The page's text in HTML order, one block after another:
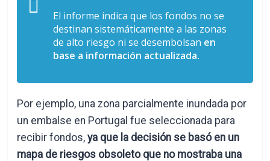
El informe indica que los fondos no se
destinan sistemáticamente a las zonas
de alto riesgo ni se desembolsan en
base a información actualizada.
Por ejemplo, una zona parcialmente inundada por
un embalse en Portugal fue seleccionada para
recibir fondos,ya que la decisión se basó en un
mapa de riesgos obsoleto que no mostraba una